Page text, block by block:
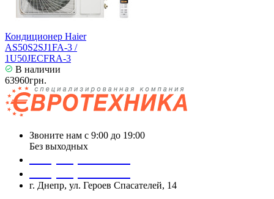
Кондиционер Haier
AS50S2SJ1FA-3 /
1U50JECFRA-3
В наличии
63960грн.
Звоните нам с 9:00 до 19:00
Без выходных
г. Днепр, ул. Героев Спасателей, 14